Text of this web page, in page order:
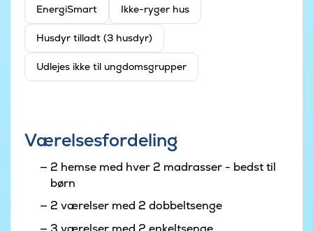
EnergiSmart Ikke-ryger hus
Husdyr tilladt (3 husdyr)
Udlejes ikke til ungdomsgrupper
Værelsesfordeling
2 hemse med hver 2 madrasser - bedst til
børn
2 værelser med 2 dobbeltsenge